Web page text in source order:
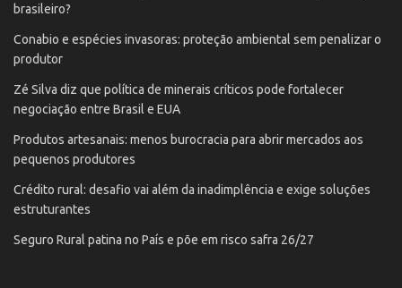
brasileiro?
Conabio e espécies invasoras: proteção ambiental sem penalizar o
produtor
Zé Silva diz que política de minerais críticos pode fortalecer
negociação entre Brasil e EUA
Produtos artesanais: menos burocracia para abrir mercados aos
pequenos produtores
Crédito rural: desafio vai além da inadimplência e exige soluções
estruturantes
Seguro Rural patina no País e põe em risco safra 26/27